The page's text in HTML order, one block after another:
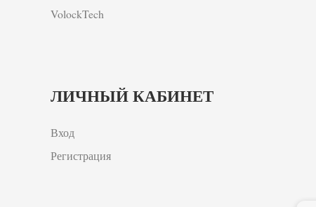
VolockTech
ЛИЧНЫЙ КАБИНЕТ
Вход
Регистрация